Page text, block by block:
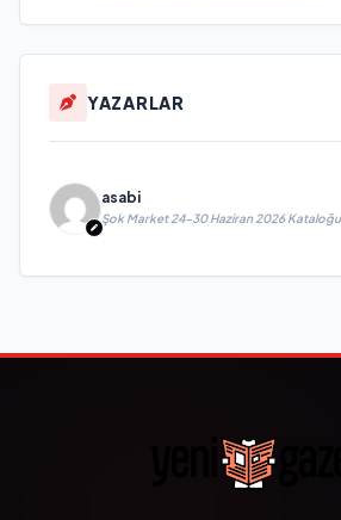
YAZARLAR
asabi
Şok Market 24-30 Haziran 2026